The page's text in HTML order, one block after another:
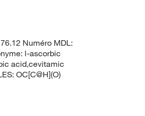
Numéro MDL:
l-ascorbic
acid,cevitamic
OC[C@H](O)